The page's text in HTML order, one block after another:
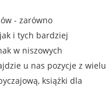
- zarówno
i tych bardziej
w niszowych
u nas pozycje z wielu
książki dla